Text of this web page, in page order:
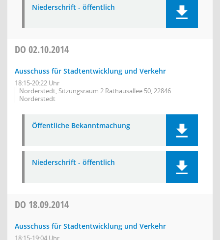
Niederschrift - öffentlich
DO 02.10.2014
Ausschuss für Stadtentwicklung und Verkehr
18:15-20:22 Uhr
Norderstedt, Sitzungsraum 2 Rathausallee 50, 22846
Norderstedt
Öffentliche Bekanntmachung
Niederschrift - öffentlich
DO 18.09.2014
Ausschuss für Stadtentwicklung und Verkehr
18:15-19:04 Uhr